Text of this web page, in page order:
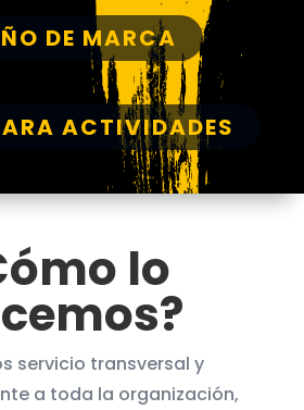
DE MARCA
ACTIVIDADES
lo
servicio transversal y
a toda la organización,